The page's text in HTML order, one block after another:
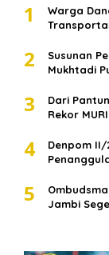
1
Warga
2
Susunan
Mukhtadi
3
Dari
Rekor MURI
4
Denpom
5
Jambi